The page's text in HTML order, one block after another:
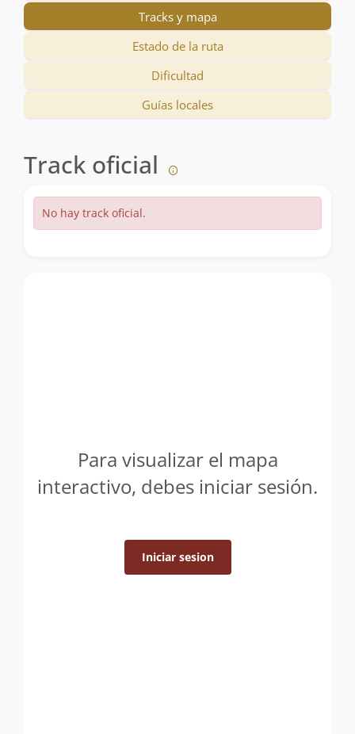
Tracks y mapa
Estado de la ruta
Dificultad
Guías locales
Track oficial
No hay track oficial.
Para visualizar el mapa
interactivo, debes iniciar sesión.
Iniciar sesion